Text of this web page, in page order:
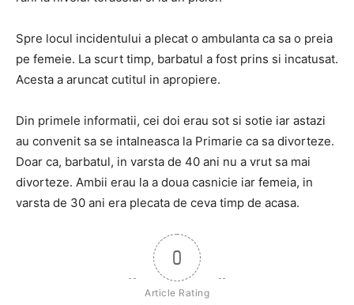
Spre locul incidentului a plecat o ambulanta ca sa o preia
pe femeie. La scurt timp, barbatul a fost prins si incatusat.
Acesta a aruncat cutitul in apropiere.
Din primele informatii, cei doi erau sot si sotie iar astazi
au convenit sa se intalneasca la Primarie ca sa divorteze.
Doar ca, barbatul, in varsta de 40 ani nu a vrut sa mai
divorteze. Ambii erau la a doua casnicie iar femeia, in
varsta de 30 ani era plecata de ceva timp de acasa.
0
Article Rating